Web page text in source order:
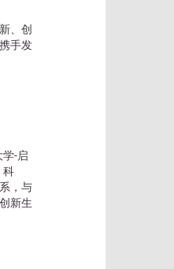
、创
手发
-启
科
，与
新生